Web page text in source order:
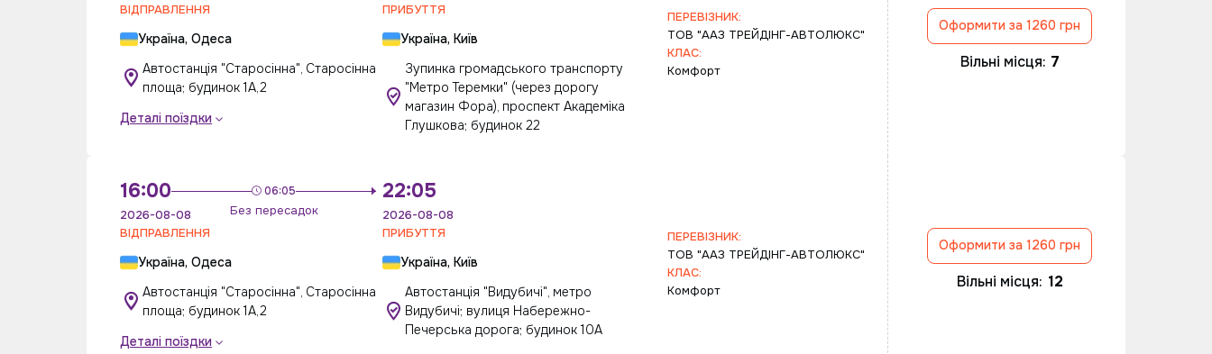
ВІДПРАВЛЕННЯ
Україна, Одеса
Автостанція "Старосінна", Старосінна
площа; будинок 1А,2
Деталі поїздки
ПРИБУТТЯ
Україна, Київ
Зупинка громадського транспорту
"Метро Теремки" (через дорогу
магазин Фора), проспект Академіка
Глушкова; будинок 22
ПЕРЕВІЗНИК:
ТОВ "ААЗ ТРЕЙДІНГ-АВТОЛЮКС"
КЛАС:
Комфорт
Оформити за 1260 грн
Вільні місця: 7
16:00 06:05
Без пересадок
2026-08-08
ВІДПРАВЛЕННЯ
Україна, Одеса
Автостанція "Старосінна", Старосінна
площа; будинок 1А,2
Деталі поїздки
22:05
2026-08-08
ПРИБУТТЯ
Україна, Київ
Автостанція "Видубичі", метро
Видубичі; вулиця Набережно-
Печерська дорога; будинок 10А
ПЕРЕВІЗНИК:
ТОВ "ААЗ ТРЕЙДІНГ-АВТОЛЮКС"
КЛАС:
Комфорт
Оформити за 1260 грн
Вільні місця: 12